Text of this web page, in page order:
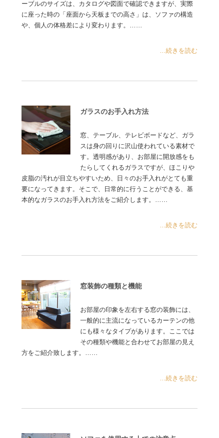
ーブルのサイズは、カタログや図面で確認できますが、実際
に座った時の「座面から天板までの高さ」は、ソファの構造
や、個人の体格差により変わります。……
...続きを読む
ガラスのお手入れ方法
窓、テーブル、テレビボードなど、ガラ
スは身の回りに沢山使われている素材で
す。透明感があり、お部屋に開放感をも
たらしてくれるガラスですが、ほこりや
皮脂の汚れが目立ちやすいため、日々のお手入れがとても重
要になってきます。そこで、日常的に行うことができる、基
本的なガラスのお手入れ方法をご紹介します。……
...続きを読む
窓装飾の種類と機能
お部屋の印象を左右する窓の装飾には、
一般的に主流になっているカーテンの他
にも様々なタイプがあります。ここでは
その種類や機能と合わせてお部屋の見え
方をご紹介致します。……
...続きを読む